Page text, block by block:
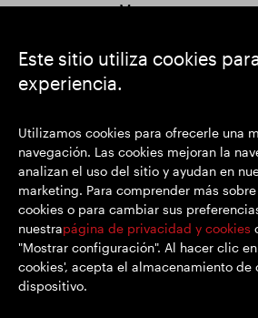
Este sitio utiliza cookies
experiencia.
Utilizamos cookies para ofrecerle una
navegación. Las cookies mejoran la
analizan el uso del sitio y ayudan en
marketing. Para comprender más
cookies o para cambiar sus
nuestrapágina de privacidad y cookies
"Mostrar configuración". Al hacer clic
cookies', acepta el almacenamiento de
dispositivo.
Mantenerse en
Domicilio social: 1 New Burlington Place,
Número de registro del Reino Unido 167591
Lugar de registro: Inglaterra y Gales
© SEGRO 2022
Descargo de responsabilidad